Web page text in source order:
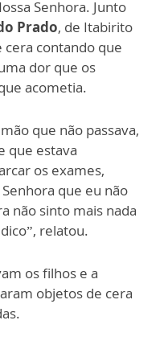
Senhora. Junto
Prado, de Itabirito
cera contando que
dor que os
acometia.
que não passava,
que estava
os exames,
que eu não
não sinto mais nada
relatou.
os filhos e a
objetos de cera